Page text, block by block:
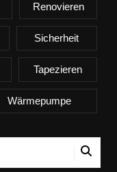
Renovieren
Sicherheit
Tapezieren
Wärmepumpe